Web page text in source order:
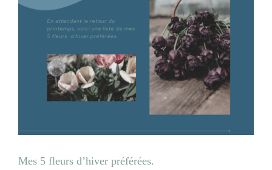
Mes 5 fleurs d’hiver préférées.